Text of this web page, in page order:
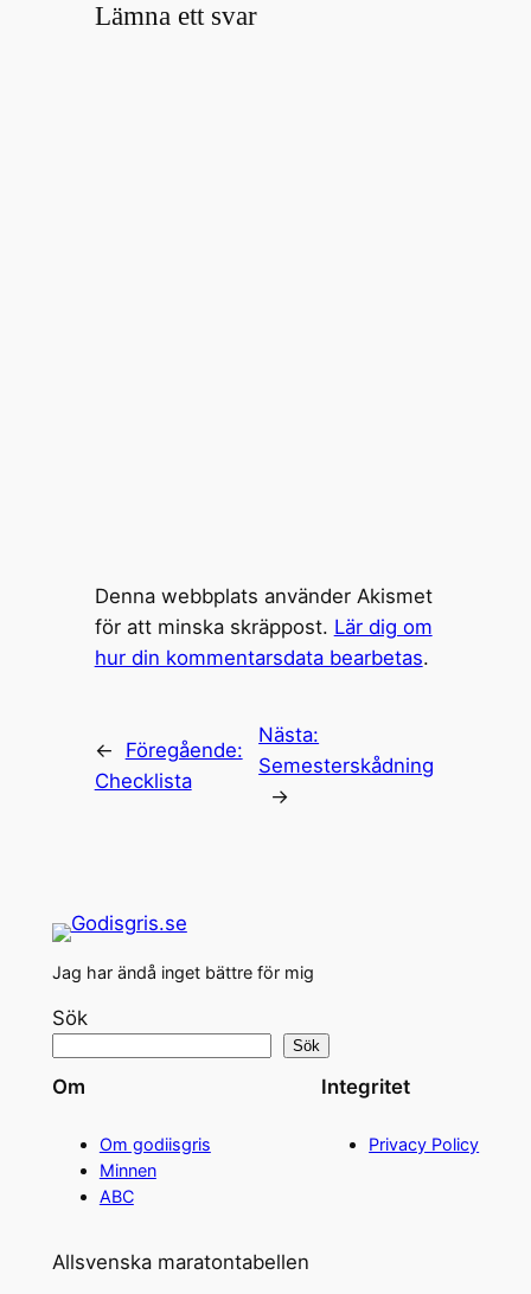
Lämna ett svar
Denna webbplats använder Akismet
för att minska skräppost. Lär dig om
hur din kommentarsdata bearbetas.
←
Föregående:
Checklista
Nästa:
Semesterskådning
→
Jag har ändå inget bättre för mig
Sök
Sök
Om
Om godiisgris
Minnen
ABC
Integritet
Privacy Policy
Allsvenska maratontabellen